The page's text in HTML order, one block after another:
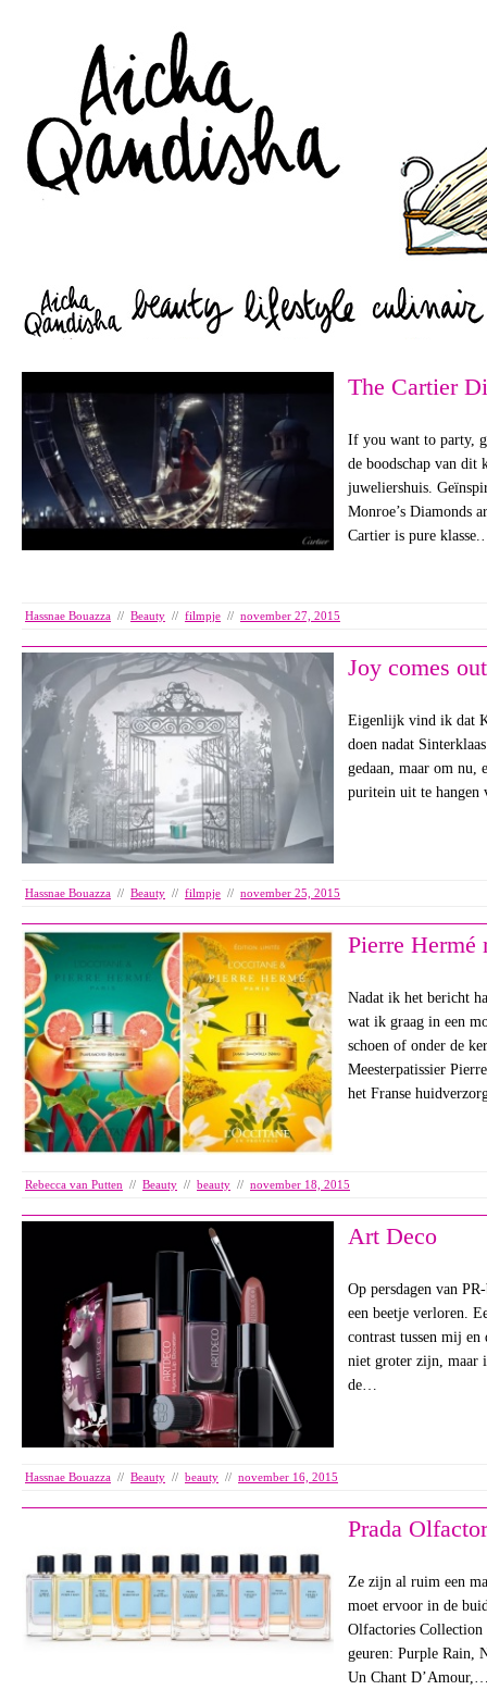
The Cartier
If you want to party,
de boodschap van dit
juweliershuis.
Monroe’s Diamonds
Cartier is pure
Hassnae Bouazza // Beauty // filmpje // november 27, 2015
Joy comes
Eigenlijk vind ik dat
doen nadat
gedaan, maar om nu,
puritein uit te
Hassnae Bouazza // Beauty // filmpje // november 25, 2015
Pierre Hermé
Nadat ik het bericht
wat ik graag in een
schoen of onder de
Meesterpatissier
het Franse
Rebecca van Putten // Beauty // beauty // november 18, 2015
Art Deco
Op persdagen van
een beetje verloren.
contrast tussen mij en
niet groter zijn, maar
de…
Hassnae Bouazza // Beauty // beauty // november 16, 2015
Prada
Ze zijn al ruim een
moet ervoor in de
Olfactories Collection
geuren: Purple Rain,
Un Chant